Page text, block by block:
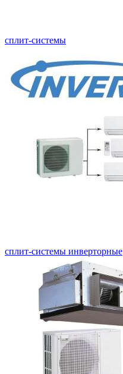
сплит-системы
сплит-системы инверторные